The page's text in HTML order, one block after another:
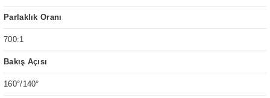
Parlaklık Oranı
700:1
Bakış Açısı
160°/140°